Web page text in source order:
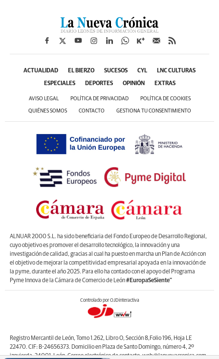
ACTUALIDAD EL BIERZO SUCESOS CYL LNC CULTURAS
ESPECIALES DEPORTES OPINIÓN EXTRAS
AVISO LEGAL POLÍTICA DE PRIVACIDAD POLÍTICA DE COOKIES
QUIÉNES SOMOS CONTACTO GESTIONA TU CONSENTIMIENTO
ALNUAR 2000 S.L. ha sido beneficiaria del Fondo Europeo de Desarrollo Regional,
cuyo objetivo es promover el desarrollo tecnológico, la innovación y una
investigación de calidad, gracias al cual ha puesto en marcha un Plan de Acción con
el objetivo de mejorar la competitividad empresarial apoyada en la innovación de
la pyme, durante el año 2025. Para ello ha contado con el apoyo del Programa
Pyme Innova de la Cámara de Comercio de León#EuropaSeSiente”
Controlado por OJDinteractiva
Registro Mercantil de León, Tomo 1.262, Libro O, Sección 8,Folio 196, Hoja LE
22470. CIF: B-24656373. Domicilio en Plaza de Santo Domingo, número 4, 2º
izquierda, 24001, León. Correo electrónico de contacto: web@lanuevacronica.com.